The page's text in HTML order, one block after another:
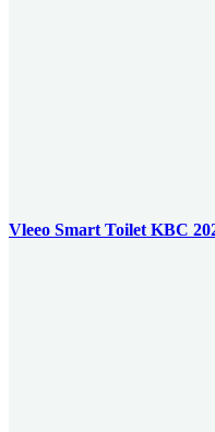
Vleeo Smart Toilet KBC